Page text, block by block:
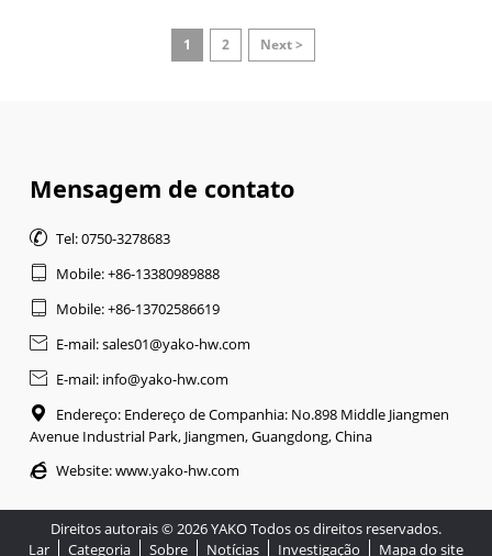
1 2 Next >
Mensagem de contato
 Tel: 0750-3278683
 Mobile: +86-13380989888
 Mobile: +86-13702586619
 E-mail: sales01@yako-hw.com
 E-mail: info@yako-hw.com

Endereço: Endereço de Companhia: No.898 Middle Jiangmen
Avenue Industrial Park, Jiangmen, Guangdong, China
 Website:www.yako-hw.com
Direitos autorais © 2026 YAKO Todos os direitos reservados.
Lar
Categoria Sobre Notícias Investigação Mapa do site